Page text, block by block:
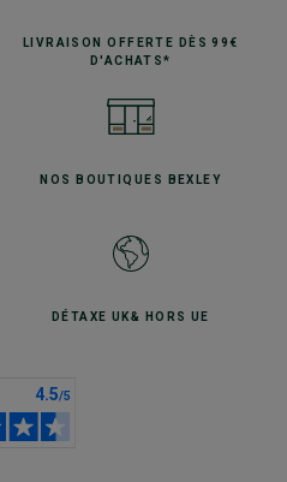
LIVRAISON OFFERTE
DÈS 99€
D'ACHATS*
NOS BOUTIQUES BEXLEY
DÉTAXE UK& HORS UE